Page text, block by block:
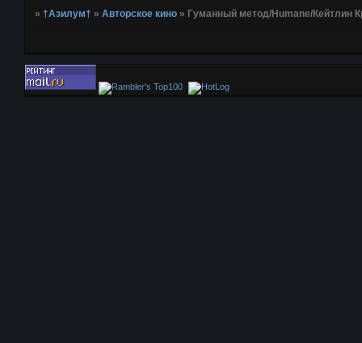
»†Азилум† »Авторское кино » Гуманный метод/Humane/Кейтлин